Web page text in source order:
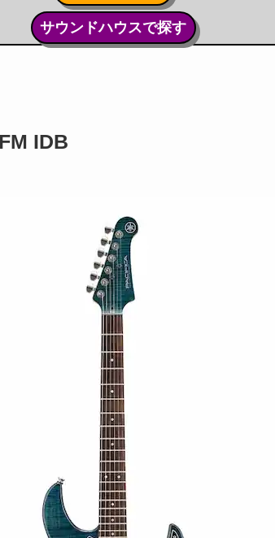
サウンドハウスで探す
IDB